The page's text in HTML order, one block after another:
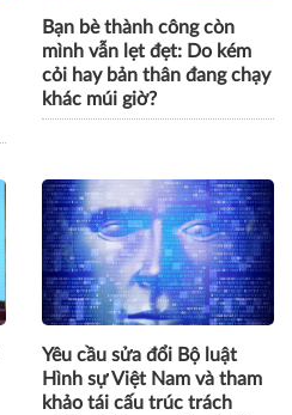
Bạn bè thành công còn
mình vẫn lẹt đẹt: Do kém
cỏi hay bản thân đang chạy
khác múi giờ?
Yêu cầu sửa đổi Bộ luật
Hình sự Việt Nam và tham
khảo tái cấu trúc trách